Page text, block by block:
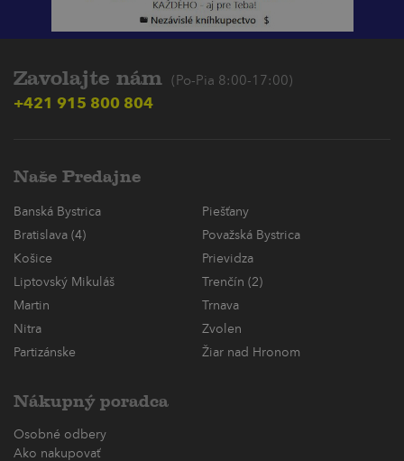
Zavolajte nám (Po-Pia 8:00-17:00)
+421 915 800 804
Naše Predajne
Banská Bystrica
Piešťany
Bratislava (4)
Považská Bystrica
Košice
Prievidza
Liptovský Mikuláš
Trenčín (2)
Martin
Trnava
Nitra
Zvolen
Partizánske
Žiar nad Hronom
Nákupný poradca
Osobné odbery
Ako nakupovať